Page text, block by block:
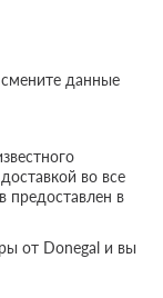
данные
во все
предоставлен в
от Donegal и вы